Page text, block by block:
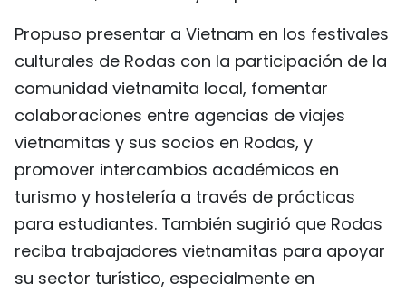
Propuso presentar a Vietnam en los festivales
culturales de Rodas con la participación de la
comunidad vietnamita local, fomentar
colaboraciones entre agencias de viajes
vietnamitas y sus socios en Rodas, y
promover intercambios académicos en
turismo y hostelería a través de prácticas
para estudiantes. También sugirió que Rodas
reciba trabajadores vietnamitas para apoyar
su sector turístico, especialmente en